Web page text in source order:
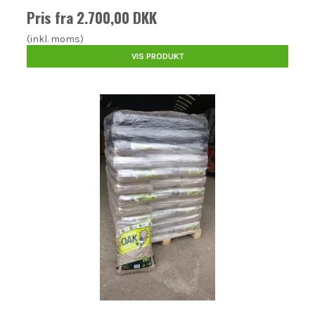
Pris fra2.700,00 DKK
(inkl. moms)
VIS PRODUKT